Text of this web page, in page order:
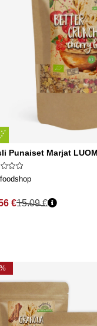
Punaiset Marjat
€15.09 €